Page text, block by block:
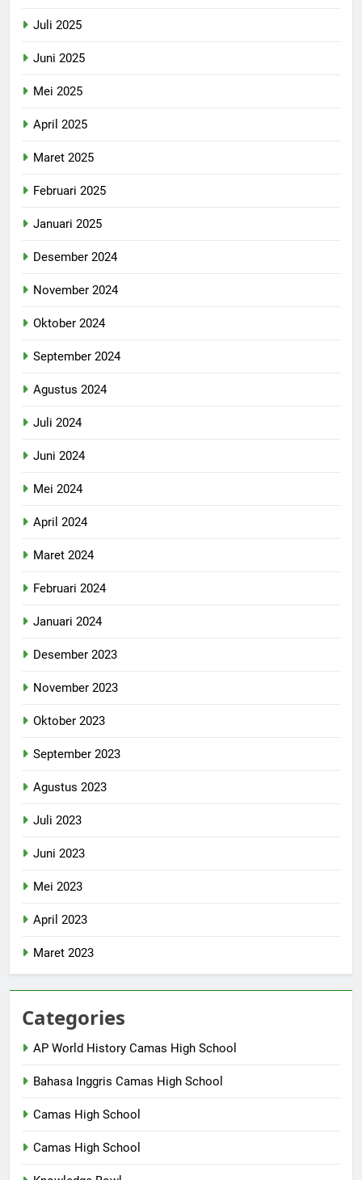
Juli 2025
Juni 2025
Mei 2025
April 2025
Maret 2025
Februari 2025
Januari 2025
Desember 2024
November 2024
Oktober 2024
September 2024
Agustus 2024
Juli 2024
Juni 2024
Mei 2024
April 2024
Maret 2024
Februari 2024
Januari 2024
Desember 2023
November 2023
Oktober 2023
September 2023
Agustus 2023
Juli 2023
Juni 2023
Mei 2023
April 2023
Maret 2023
Categories
AP World History Camas High School
Bahasa Inggris Camas High School
Camas High School
Camas High School